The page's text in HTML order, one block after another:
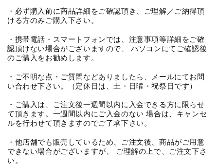
・必ず購入前に商品詳細をご確認頂き、ご理解／ご納得頂
ける方のみご購入下さい。
・携帯電話・スマートフォンでは、注意事項等詳細をご確
認頂けない場合がございますので、 パソコンにてご確認後
のご購入をお勧めします。
・ご不明な点・ご質問などありましたら、メールにてお問
い合わせ下さい。（定休日は、土・日曜・祝祭日です）
・ご購入は、ご注文後一週間以内に入金できる方に限らせ
て頂きます。一週間以内にご入金のない 場合は、キャンセ
ルを行わせて頂きますのでご了承下さい。
・他店舗でも販売しているため、ご注文後、商品がご用意
できない場合がございますが、 ご理解の上で、ご注文下さ
い。